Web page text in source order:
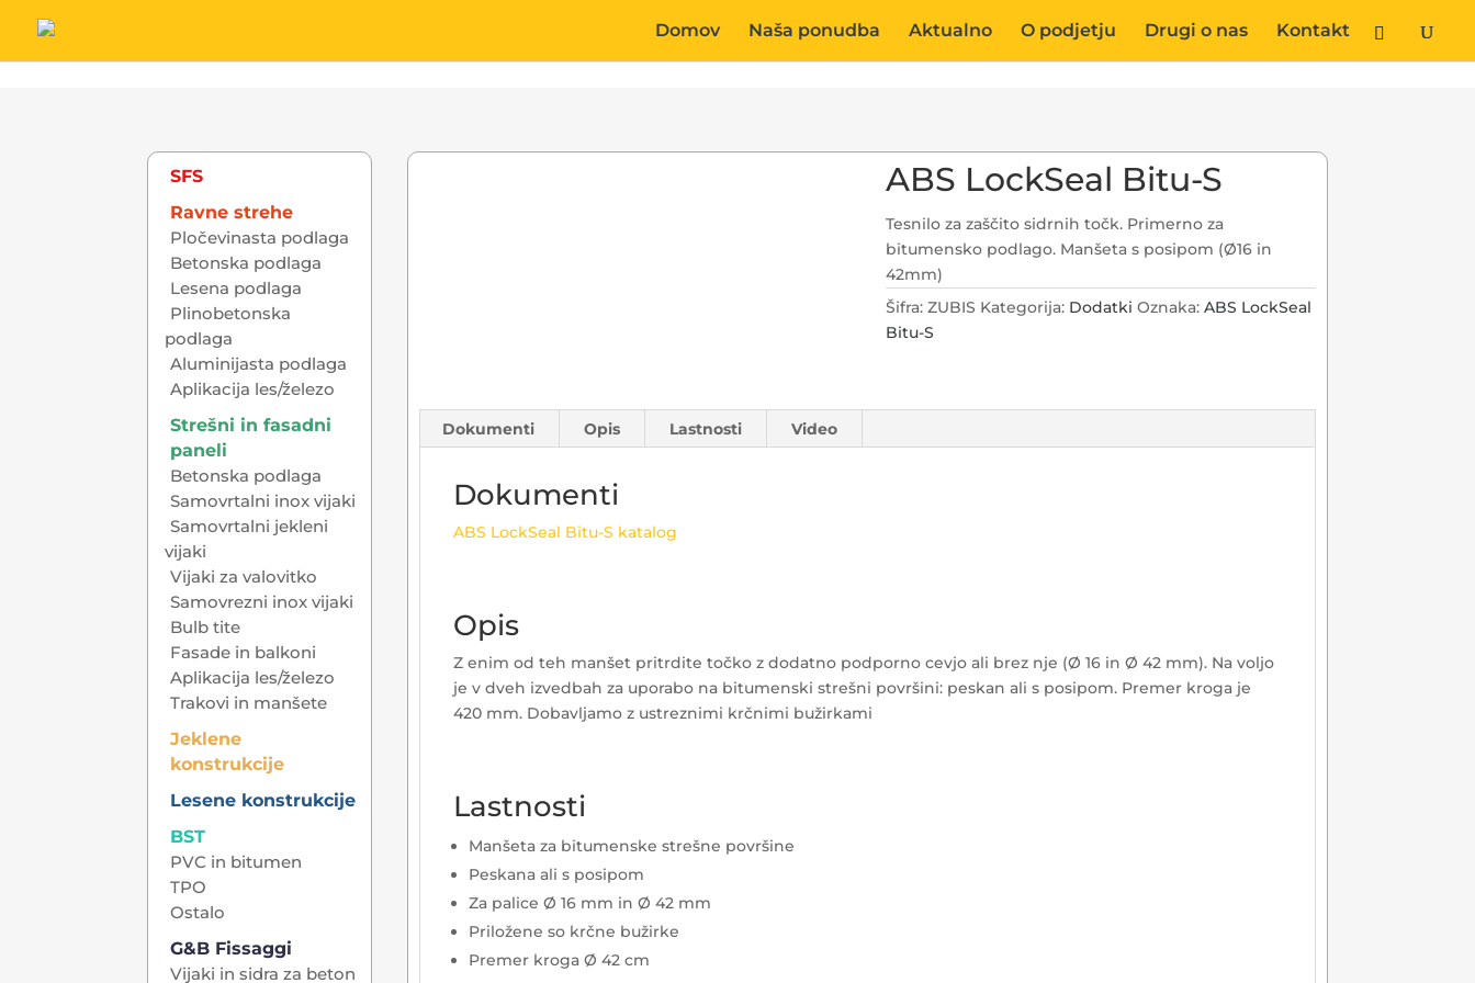
Domov Naša ponudba Aktualno O podjetju Drugi o nas Kontakt
ABS LockSeal Bitu-S
Tesnilo za zaščito sidrnih točk. Primerno za
bitumensko podlago. Manšeta s posipom (Ø16 in
42mm)
Šifra: ZUBIS Kategorija: Dodatki Oznaka: ABS LockSeal
Bitu-S
Dokumenti Opis Lastnosti Video
Dokumenti
ABS LockSeal Bitu-S katalog
Opis
Z enim od teh manšet pritrdite točko z dodatno podporno cevjo ali brez nje (Ø 16 in Ø 42 mm). Na voljo
je v dveh izvedbah za uporabo na bitumenski strešni površini: peskan ali s posipom. Premer kroga je
420 mm. Dobavljamo z ustreznimi krčnimi bužirkami
Lastnosti
Manšeta za bitumenske strešne površine
Peskana ali s posipom
Za palice Ø 16 mm in Ø 42 mm
Priložene so krčne bužirke
Premer kroga Ø 42 cm
SFS
Ravne strehe
Pločevinasta podlaga
Betonska podlaga
Lesena podlaga
Plinobetonska
podlaga
Aluminijasta podlaga
Aplikacija les/železo
Strešni in fasadni
paneli
Betonska podlaga
Samovrtalni inox vijaki
Samovrtalni jekleni
vijaki
Vijaki za valovitko
Samovrezni inox vijaki
Bulb tite
Fasade in balkoni
Aplikacija les/železo
Trakovi in manšete
Jeklene
konstrukcije
Lesene konstrukcije
BST
PVC in bitumen
TPO
Ostalo
G&B Fissaggi
Vijaki in sidra za beton